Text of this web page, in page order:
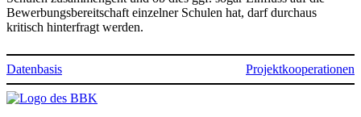
Bewerbungsbereitschaft einzelner Schulen hat, darf durchaus
kritisch hinterfragt werden.
Datenbasis Projektkooperationen